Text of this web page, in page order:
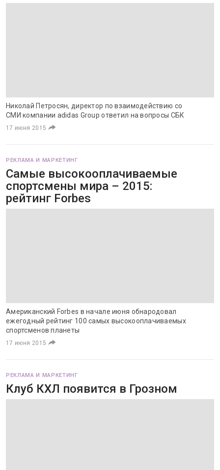
​Николай Петросян, директор по взаимодействию со
СМИ компании adidas Group ответил на вопросы СБК
17 июня 2015
РЕКЛАМА И МАРКЕТИНГ
Самые высокооплачиваемые
спортсмены мира – 2015:
рейтинг Forbes
Американский Forbes в начале июня обнародовал
ежегодный рейтинг 100 самых высокооплачиваемых
спортсменов планеты
17 июня 2015
РЕКЛАМА И МАРКЕТИНГ
Клуб КХЛ появится в Грозном